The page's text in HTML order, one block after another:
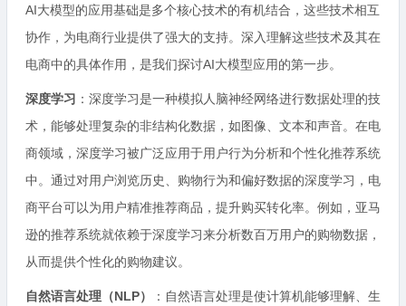
AI大模型的应用基础是多个核心技术的有机结合，这些技术相互
协作，为电商行业提供了强大的支持。深入理解这些技术及其在
电商中的具体作用，是我们探讨AI大模型应用的第一步。
深度学习 ：深度学习是一种模拟人脑神经网络进行数据处理的技
术，能够处理复杂的非结构化数据，如图像、文本和声音。在电
商领域，深度学习被广泛应用于用户行为分析和个性化推荐系统
中。通过对用户浏览历史、购物行为和偏好数据的深度学习，电
商平台可以为用户精准推荐商品，提升购买转化率。例如，亚马
逊的推荐系统就依赖于深度学习来分析数百万用户的购物数据，
从而提供个性化的购物建议。
自然语言处理（NLP）
：自然语言处理是使计算机能够理解、生